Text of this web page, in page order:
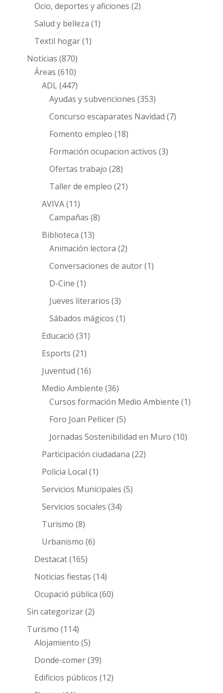
Ocio, deportes y aficiones (2)
Salud y belleza (1)
Textil hogar(1)
Noticias (870)
Áreas (610)
ADL(447)
Ayudas y subvenciones (353)
Concurso escaparates Navidad (7)
Fomento empleo (18)
Formación ocupacion activos (3)
Ofertas trabajo (28)
Taller de empleo (21)
AVIVA(11)
Campañas (8)
Biblioteca (13)
Animación lectora (2)
Conversaciones de autor(1)
D-Cine (1)
Jueves literarios (3)
Sábados mágicos (1)
Educació (31)
Esports (21)
Juventud (16)
Medio Ambiente (36)
Cursos formación Medio Ambiente (1)
Foro Joan Pellicer(5)
Jornadas Sostenibilidad en Muro (10)
Participación ciudadana (22)
Policia Local (1)
Servicios Municipales (5)
Servicios sociales (34)
Turismo (8)
Urbanismo (6)
Destacat(165)
Noticias fiestas (14)
Ocupació pública (60)
Sin categorizar(2)
Turismo (114)
Alojamiento (5)
Donde-comer(39)
Edificios públicos (12)